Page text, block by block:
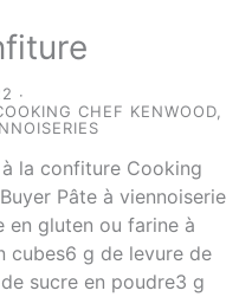
CHEF KENWOOD
la confiture Cooking
Pâte à viennoiserie
en gluten ou farine à
cubes6 g de levure de
sucre en poudre3 g